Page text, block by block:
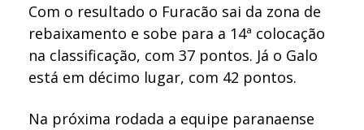
Com o resultado o Furacão sai da zona de
rebaixamento e sobe para a 14ª colocação
na classificação, com 37 pontos. Já o Galo
está em décimo lugar, com 42 pontos.
Na próxima rodada a equipe paranaense